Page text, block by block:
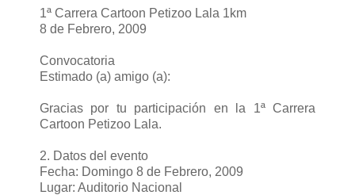
1ª Carrera Cartoon Petizoo Lala 1km
8 de Febrero, 2009
Convocatoria
Estimado (a) amigo (a):
Gracias por tu participación en la 1ª Carrera
Cartoon Petizoo Lala.
2. Datos del evento
Fecha: Domingo 8 de Febrero, 2009
Lugar: Auditorio Nacional